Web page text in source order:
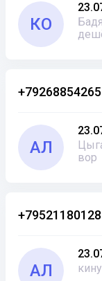
КО
+79268854265
АЛ
вор
+79521180128
АЛ